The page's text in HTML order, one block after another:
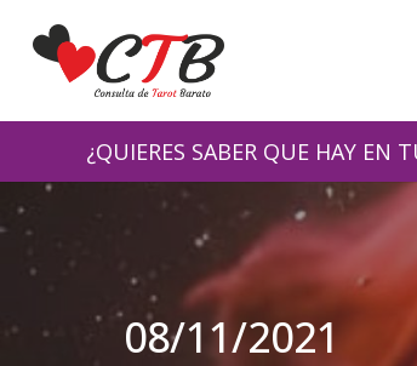
¿QUIERES SABER QUE HAY EN
08/11/2021